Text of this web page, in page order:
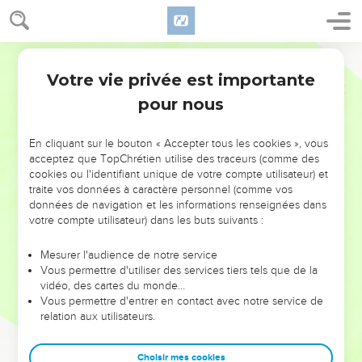
NE MANQUEZ PAS L’ÉVÉNEMENT
DE L’ANNÉE !
ET SI LEURS ERREURS POUVAIENT VOUS ÉVITER LES
VOTRES ?
leur foi ou leur vision. Mais on voit moins les doutes, les erreurs
et les saisons difficiles qu'ils ont traversés, alors même que ce
sont elles qui les ont façonnés.
Dans cette conférence, leaders, entrepreneurs, et responsables
clés pour avancer avec plus de sagesse afin que leurs erreurs
Votre vie privée est importante
pour nous
En cliquant sur le bouton « Accepter tous les cookies », vous
acceptez que TopChrétien utilise des traceurs (comme des
cookies ou l'identifiant unique de votre compte utilisateur) et
traite vos données à caractère personnel (comme vos
données de navigation et les informations renseignées dans
votre compte utilisateur) dans les buts suivants :
Mesurer l'audience de notre service
Vous permettre d'utiliser des services tiers tels que de la
vidéo, des cartes du monde…
Vous permettre d'entrer en contact avec notre service de
relation aux utilisateurs.
Choisir mes cookies